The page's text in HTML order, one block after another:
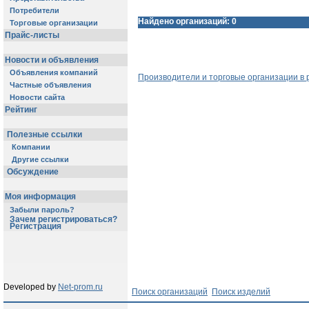
Потребители
Торговые организации
Прайс-листы
Новости и объявления
Объявления компаний
Частные объявления
Новости сайта
Рейтинг
Полезные ссылки
Компании
Другие ссылки
Обсуждение
Моя информация
Забыли пароль?
Зачем регистрироваться?
Регистрация
Найдено организаций: 0
Производители и торговые организации в
Developed by Net-prom.ru Поиск организаций Поиск изделий